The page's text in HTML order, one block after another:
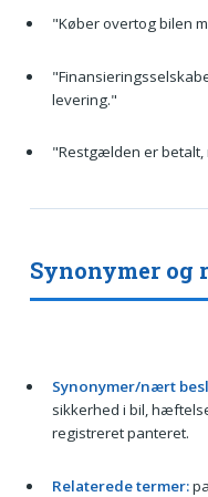
"Køber overtog bilen
levering."
"Restgælden er betalt,
Synonymer og
Synonymer/nært
sikkerhed i bil,
registreret panteret.
Relaterede termer: